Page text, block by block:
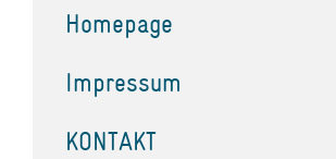
Homepage
Impressum
KONTAKT